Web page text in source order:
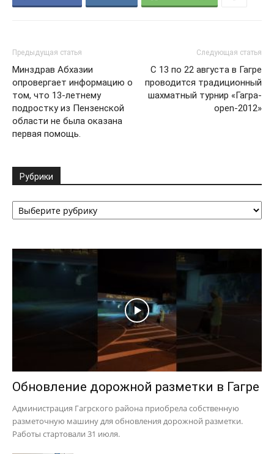
Предыдущая статья
Минздрав Абхазии
опровергает информацию о
том, что 13-летнему
подростку из Пензенской
области не была оказана
первая помощь.
Следующая статья
С 13 по 22 августа в Гагре
проводится традиционный
шахматный турнир «Гагра-
open-2012»
Рубрики
Рубрики
Обновление дорожной разметки в Гагре
Администрация Гагрского района приобрела собственную
разметочную машину для обновления дорожной разметки.
Работы стартовали 31 июля.